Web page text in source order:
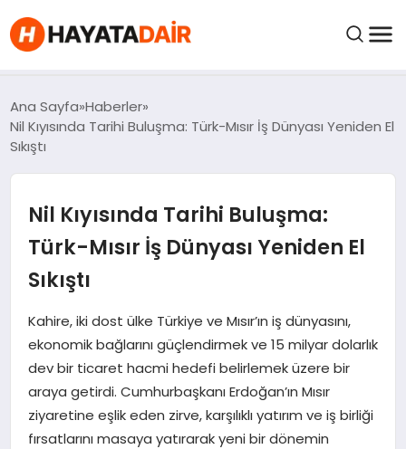
FIYATLAR
HABERLER
İNCELEMELER
KIMDIR?
NEDIR?
OYUN
Ana Sayfa Haberler
Nil Kıyısında Tarihi Buluşma: Türk-Mısır İş Dünyası Yeniden El
Sıkıştı
Nil Kıyısında Tarihi Buluşma:
Türk-Mısır İş Dünyası Yeniden El
Sıkıştı
Kahire, iki dost ülke Türkiye ve Mısır’ın iş dünyasını,
ekonomik bağlarını güçlendirmek ve 15 milyar dolarlık
dev bir ticaret hacmi hedefi belirlemek üzere bir
araya getirdi. Cumhurbaşkanı Erdoğan’ın Mısır
ziyaretine eşlik eden zirve, karşılıklı yatırım ve iş birliği
fırsatlarını masaya yatırarak yeni bir dönemin